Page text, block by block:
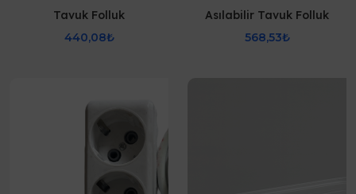
Tavuk Folluk
440,08₺
Asılabilir Tavuk Folluk
568,53₺